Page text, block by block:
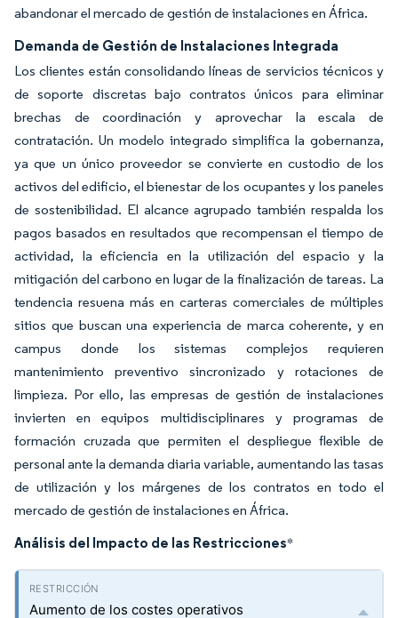
abandonar el mercado de gestión de instalaciones en África.
Demanda de Gestión de Instalaciones Integrada
Los clientes están consolidando líneas de servicios técnicos y
de soporte discretas bajo contratos únicos para eliminar
brechas de coordinación y aprovechar la escala de
contratación. Un modelo integrado simplifica la gobernanza,
ya que un único proveedor se convierte en custodio de los
activos del edificio, el bienestar de los ocupantes y los paneles
de sostenibilidad. El alcance agrupado también respalda los
pagos basados en resultados que recompensan el tiempo de
actividad, la eficiencia en la utilización del espacio y la
mitigación del carbono en lugar de la finalización de tareas. La
tendencia resuena más en carteras comerciales de múltiples
sitios que buscan una experiencia de marca coherente, y en
campus donde los sistemas complejos requieren
mantenimiento preventivo sincronizado y rotaciones de
limpieza. Por ello, las empresas de gestión de instalaciones
invierten en equipos multidisciplinares y programas de
formación cruzada que permiten el despliegue flexible de
personal ante la demanda diaria variable, aumentando las tasas
de utilización y los márgenes de los contratos en todo el
mercado de gestión de instalaciones en África.
Análisis del Impacto de las Restricciones*
Aumento de los costes operativos